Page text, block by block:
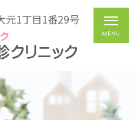
元1丁目1番29号